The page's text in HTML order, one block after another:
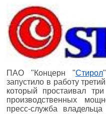
ПАО "Концерн "Стирол
запустило в работу
который простаивал
производственных
пресс-служба